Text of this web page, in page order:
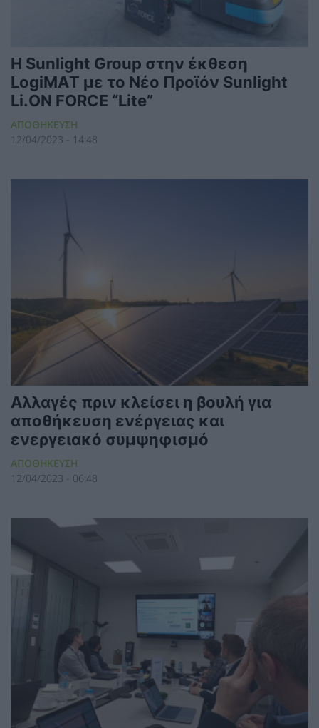
Η Sunlight Group στην έκθεση
LogiMAΤ με το Νέο Προϊόν Sunlight
Li.ON FORCE “Lite”
ΑΠΟΘΗΚΕΥΣΗ
12/04/2023 - 14:48
Αλλαγές πριν κλείσει η βουλή για
αποθήκευση ενέργειας και
ενεργειακό συμψηφισμό
ΑΠΟΘΗΚΕΥΣΗ
12/04/2023 - 06:48